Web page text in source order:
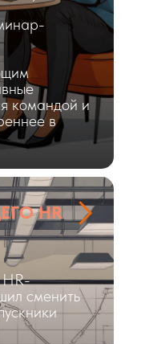
командой и
в
HR
сменить